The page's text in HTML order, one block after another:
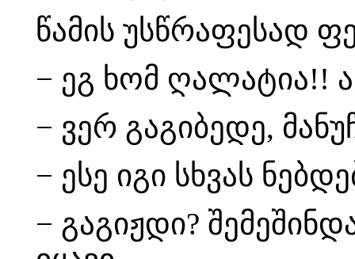
წამის უსწრაფესად
− ეგ ხომ ღალატია!!
− ვერ გაგიბედე,
− ესე იგი სხვას
− გაგიჟდი?